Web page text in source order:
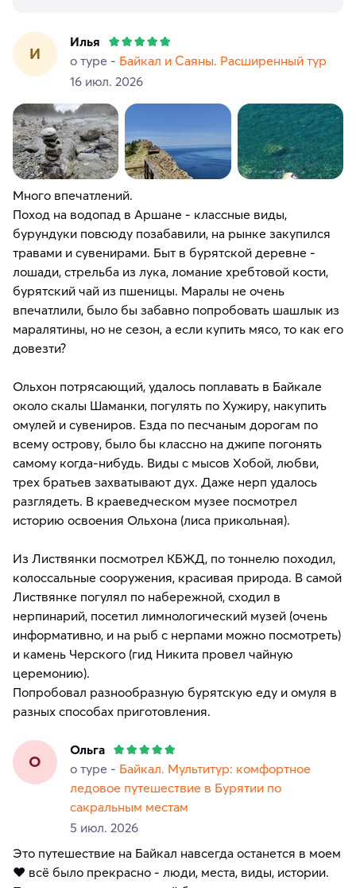
И
Илья
о туре - Байкал и Саяны. Расширенный тур
16 июл. 2026
Много впечатлений.
Поход на водопад в Аршане - классные виды,
бурундуки повсюду позабавили, на рынке закупился
травами и сувенирами. Быт в бурятской деревне -
лошади, стрельба из лука, ломание хребтовой кости,
бурятский чай из пшеницы. Маралы не очень
впечатлили, было бы забавно попробовать шашлык из
маралятины, но не сезон, а если купить мясо, то как его
довезти?
Ольхон потрясающий, удалось поплавать в Байкале
около скалы Шаманки, погулять по Хужиру, накупить
омулей и сувениров. Езда по песчаным дорогам по
всему острову, было бы классно на джипе погонять
самому когда-нибудь. Виды с мысов Хобой, любви,
трех братьев захватывают дух. Даже нерп удалось
разглядеть. В краеведческом музее посмотрел
историю освоения Ольхона (лиса прикольная).
Из Листвянки посмотрел КБЖД, по тоннелю походил,
колоссальные сооружения, красивая природа. В самой
Листвянке погулял по набережной, сходил в
нерпинарий, посетил лимнологический музей (очень
информативно, и на рыб с нерпами можно посмотреть)
и камень Черского (гид Никита провел чайную
церемонию).
Попробовал разнообразную бурятскую еду и омуля в
разных способах приготовления.
О
Ольга
о туре - Байкал. Мультитур: комфортное
ледовое путешествие в Бурятии по
сакральным местам
5 июл. 2026
Это путешествие на Байкал навсегда останется в моем
❤️ всё было прекрасно - люди, места, виды, истории.